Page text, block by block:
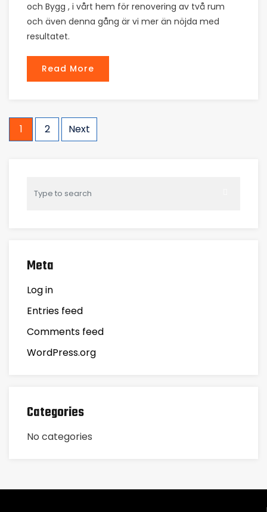
och Bygg , i vårt hem för renovering av två rum
och även denna gång är vi mer än nöjda med
resultatet.
Read More
Posts
navigation
1 2 Next
Meta
Log in
Entries feed
Comments feed
WordPress.org
Categories
No categories